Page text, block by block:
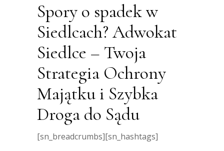
Spory o spadek w
Siedlcach? Adwokat
Siedlce – Twoja
Strategia Ochrony
Majątku i Szybka
Droga do Sądu
[sn_breadcrumbs][sn_hashtags]